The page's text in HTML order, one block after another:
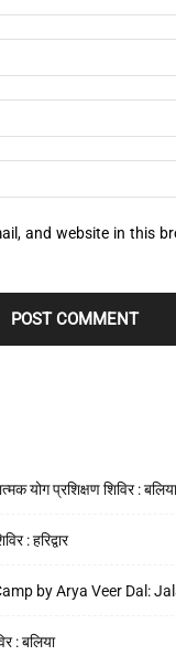
and website in this
योग प्रशिक्षण शिविर :
: हरिद्वार
by Arya Veer Dal:
: बलिया